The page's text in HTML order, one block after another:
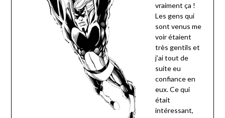
vraiment ça !
Les gens qui
sont venus me
voir étaient
très gentils et
j’ai tout de
suite eu
confiance en
eux. Ce qui
était
intéressant,